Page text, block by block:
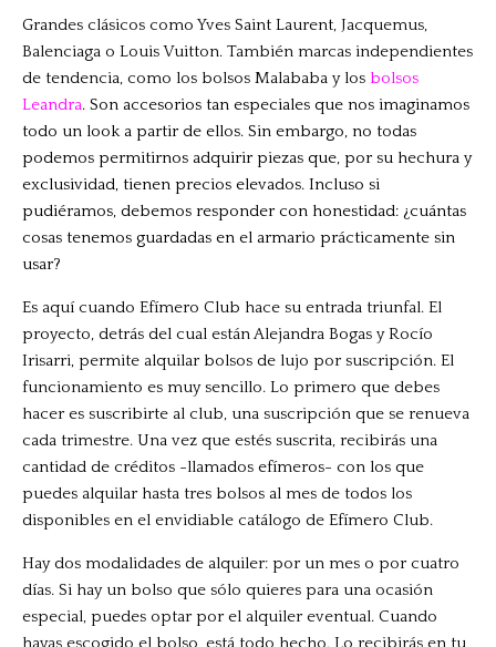
Grandes clásicos como Yves Saint Laurent, Jacquemus,
Balenciaga o Louis Vuitton. También marcas independientes
de tendencia, como los bolsos Malababa y los bolsos
Leandra. Son accesorios tan especiales que nos imaginamos
todo un look a partir de ellos. Sin embargo, no todas
podemos permitirnos adquirir piezas que, por su hechura y
exclusividad, tienen precios elevados. Incluso si
pudiéramos, debemos responder con honestidad: ¿cuántas
cosas tenemos guardadas en el armario prácticamente sin
usar?
Es aquí cuando Efímero Club hace su entrada triunfal. El
proyecto, detrás del cual están Alejandra Bogas y Rocío
Irisarri, permite alquilar bolsos de lujo por suscripción. El
funcionamiento es muy sencillo. Lo primero que debes
hacer es suscribirte al club, una suscripción que se renueva
cada trimestre. Una vez que estés suscrita, recibirás una
cantidad de créditos -llamados efímeros- con los que
puedes alquilar hasta tres bolsos al mes de todos los
disponibles en el envidiable catálogo de Efímero Club.
Hay dos modalidades de alquiler: por un mes o por cuatro
días. Si hay un bolso que sólo quieres para una ocasión
especial, puedes optar por el alquiler eventual. Cuando